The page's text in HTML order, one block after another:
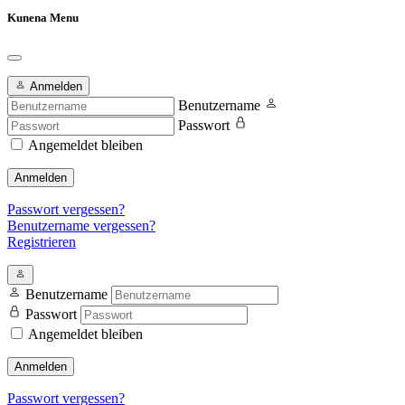
Kunena Menu
Anmelden
Benutzername
Passwort
Angemeldet bleiben
Anmelden
Passwort vergessen?
Benutzername vergessen?
Registrieren
Benutzername
Passwort
Angemeldet bleiben
Anmelden
Passwort vergessen?